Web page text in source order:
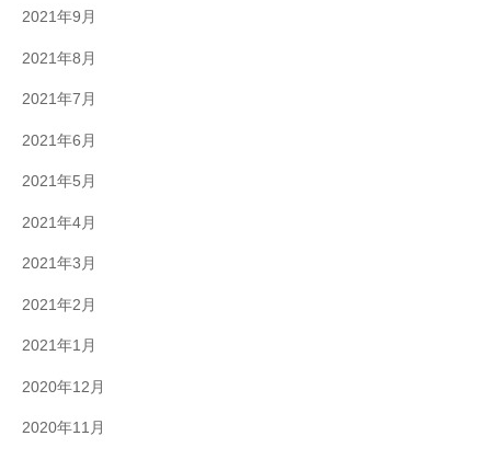
2021年9月
2021年8月
2021年7月
2021年6月
2021年5月
2021年4月
2021年3月
2021年2月
2021年1月
2020年12月
2020年11月